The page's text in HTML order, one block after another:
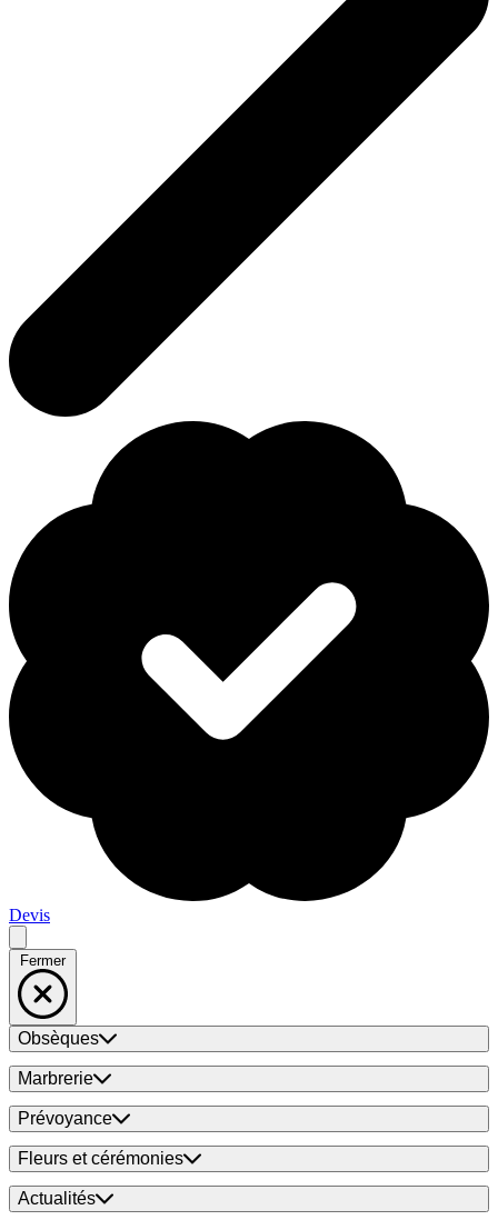
Devis
Fermer
Obsèques
Marbrerie
Prévoyance
Fleurs et cérémonies
Actualités